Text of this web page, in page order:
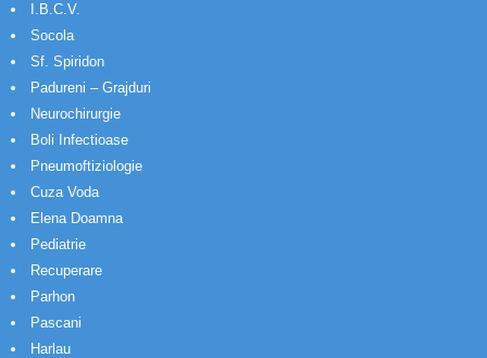
I.B.C.V.
Socola
Sf. Spiridon
Padureni – Grajduri
Neurochirurgie
Boli Infectioase
Pneumoftiziologie
Cuza Voda
Elena Doamna
Pediatrie
Recuperare
Parhon
Pascani
Harlau